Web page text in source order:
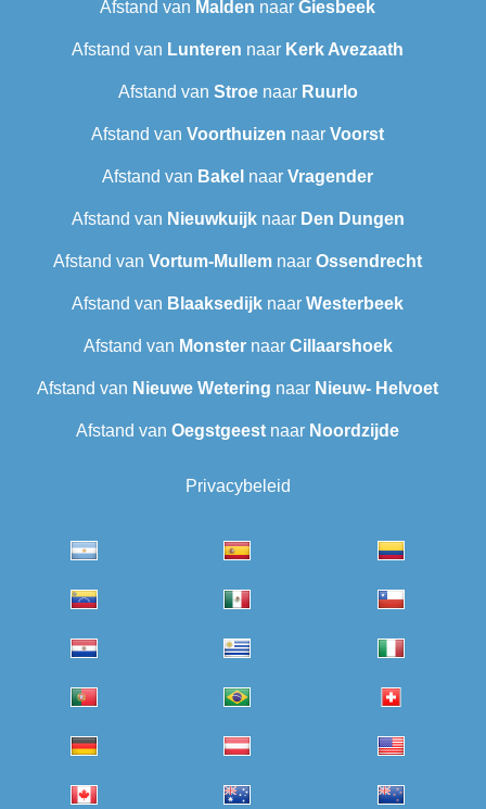
Afstand van Malden naar Giesbeek
Afstand van Lunteren naar Kerk Avezaath
Afstand van Stroenaar Ruurlo
Afstand van Voorthuizen naar Voorst
Afstand van Bakel naar Vragender
Afstand van Nieuwkuijknaar Den Dungen
Afstand van Vortum-Mullem naar Ossendrecht
Afstand van Blaaksedijk naar Westerbeek
Afstand van Monsternaar Cillaarshoek
Afstand van Nieuwe Wetering naar Nieuw- Helvoet
Afstand van Oegstgeest naar Noordzijde
Privacybeleid